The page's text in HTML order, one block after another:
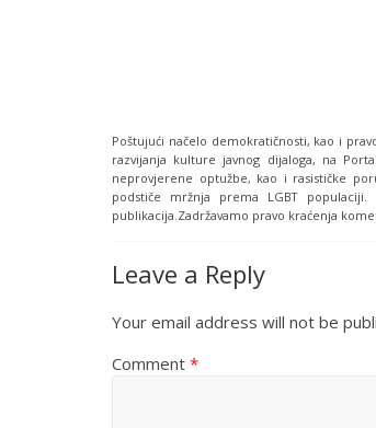
Poštujući načelo demokratičnosti, kao i
razvijanja kulture javnog dijaloga, na
neprovjerene optužbe, kao i rasističke
podstiče mržnja prema LGBT
publikacija.Zadržavamo pravo kraćenja
Leave a Reply
Your email address will not be
Comment *